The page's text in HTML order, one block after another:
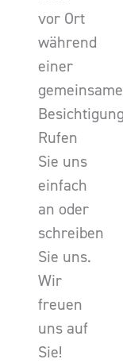
vor Ort
während
einer
Rufen
Sie uns
einfach
an oder
schreiben
Sie uns.
Wir
freuen
uns auf
Sie!